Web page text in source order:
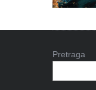
Pretraga